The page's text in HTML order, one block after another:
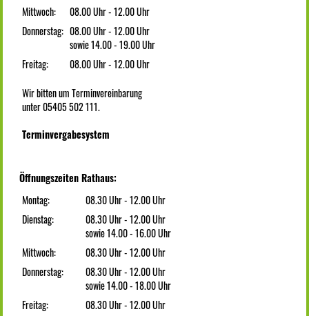
Mittwoch:
08.00 Uhr - 12.00 Uhr
Donnerstag: 08.00 Uhr - 12.00 Uhr
sowie 14.00 - 19.00 Uhr
Freitag:
08.00 Uhr - 12.00 Uhr
Wir bitten um Terminvereinbarung
unter 05405 502 111.
Terminvergabesystem
Öffnungszeiten Rathaus:
Montag:
08.30 Uhr - 12.00 Uhr
Dienstag:
08.30 Uhr - 12.00 Uhr
sowie 14.00 - 16.00 Uhr
Mittwoch:
08.30 Uhr - 12.00 Uhr
Donnerstag:
08.30 Uhr - 12.00 Uhr
sowie 14.00 - 18.00 Uhr
Freitag:
08.30 Uhr - 12.00 Uhr